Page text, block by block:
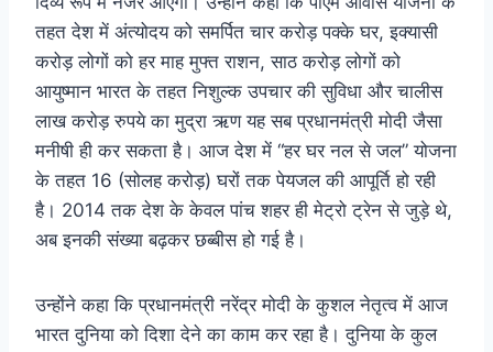
तहत देश में अंत्योदय को समर्पित चार करोड़ पक्के घर, इक्यासी
करोड़ लोगों को हर माह मुफ्त राशन, साठ करोड़ लोगों को
आयुष्मान भारत के तहत निशुल्क उपचार की सुविधा और चालीस
लाख करोड़ रुपये का मुद्रा ऋण यह सब प्रधानमंत्री मोदी जैसा
मनीषी ही कर सकता है। आज देश में “हर घर नल से जल” योजना
के तहत 16 (सोलह करोड़) घरों तक पेयजल की आपूर्ति हो रही
है। 2014 तक देश के केवल पांच शहर ही मेट्रो ट्रेन से जुड़े थे,
अब इनकी संख्या बढ़कर छब्बीस हो गई है।
उन्होंने कहा कि प्रधानमंत्री नरेंद्र मोदी के कुशल नेतृत्व में आज
भारत दुनिया को दिशा देने का काम कर रहा है। दुनिया के कुल